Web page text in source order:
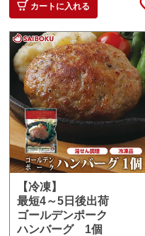
カートに入れる
【冷凍】
最短4～5日後出荷
ゴールデンポーク
ハンバーグ 1個